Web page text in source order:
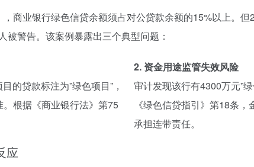
商业银行绿色信贷余额须占对公贷款余额的15%以上。
警告。该案例暴露出三个典型问题：
的贷款标注为”绿色项目”，
根据《商业银行法》第75
2. 资金用途监管失效风险
审计发现该行有4300万元”
《绿色信贷指引》第18条
承担连带责任。
应